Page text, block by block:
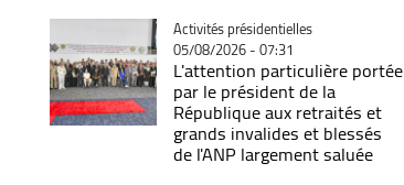
Catégorie
Activités présidentielles
05/08/2026 - 07:31
L'attention particulière portée
par le président de la
République aux retraités et
grands invalides et blessés
de l'ANP largement saluée